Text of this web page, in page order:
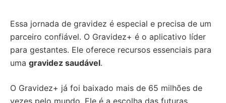
Essa jornada de gravidez é especial e precisa de um
parceiro confiável. O Gravidez+ é o aplicativo líder
para gestantes. Ele oferece recursos essenciais para
uma gravidez saudável.
O Gravidez+ já foi baixado mais de 65 milhões de
vezes pelo mundo. Ele é a escolha das futuras